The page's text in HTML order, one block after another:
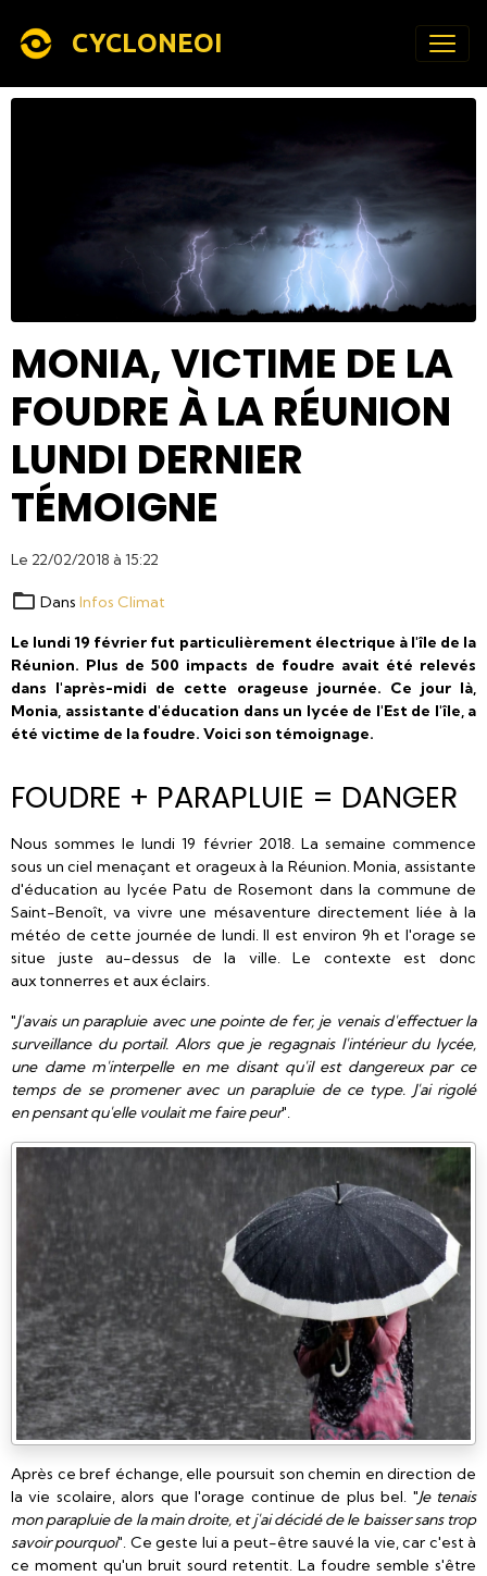
CYCLONEOI
MONIA, VICTIME DE LA
FOUDRE À LA RÉUNION
LUNDI DERNIER
TÉMOIGNE
Le 22/02/2018 à 15:22
Dans Infos Climat
Le lundi 19 février fut particulièrement électrique à l'île de la
Réunion. Plus de 500 impacts de foudre avait été relevés
dans l'après-midi de cette orageuse journée. Ce jour là,
Monia, assistante d'éducation dans un lycée de l'Est de l'île, a
été victime de la foudre. Voici son témoignage.
FOUDRE + PARAPLUIE = DANGER
Nous sommes le lundi 19 février 2018. La semaine commence
sous un ciel menaçant et orageux à la Réunion. Monia, assistante
d'éducation au lycée Patu de Rosemont dans la commune de
Saint-Benoît, va vivre une mésaventure directement liée à la
météo de cette journée de lundi. Il est environ 9h et l'orage se
situe juste au-dessus de la ville. Le contexte est donc
aux tonnerres et aux éclairs.
"J'avais un parapluie avec une pointe de fer, je venais d'effectuer la
surveillance du portail. Alors que je regagnais l'intérieur du lycée,
une dame m'interpelle en me disant qu'il est dangereux par ce
temps de se promener avec un parapluie de ce type. J'ai rigolé
en pensant qu'elle voulait me faire peur".
Après ce bref échange, elle poursuit son chemin en direction de
la vie scolaire, alors que l'orage continue de plus bel. "Je tenais
mon parapluie de la main droite, et j'ai décidé de le baisser sans trop
savoir pourquoi". Ce geste lui a peut-être sauvé la vie, car c'est à
ce moment qu'un bruit sourd retentit. La foudre semble s'être